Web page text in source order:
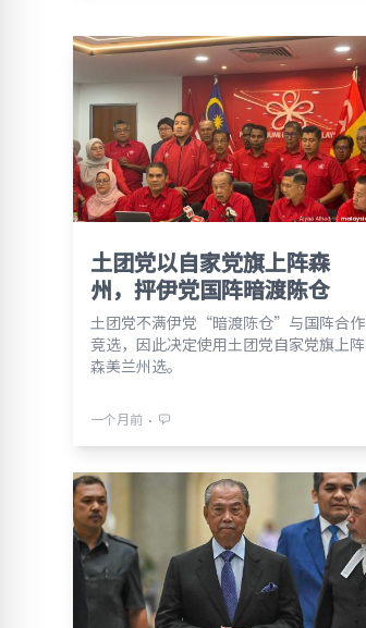
土团党以自家党旗上阵森
州，抨伊党国阵暗渡陈仓
土团党不满伊党“暗渡陈仓”与国阵合作
竞选，因此决定使用土团党自家党旗上阵
森美兰州选。
一个月前 ⋅